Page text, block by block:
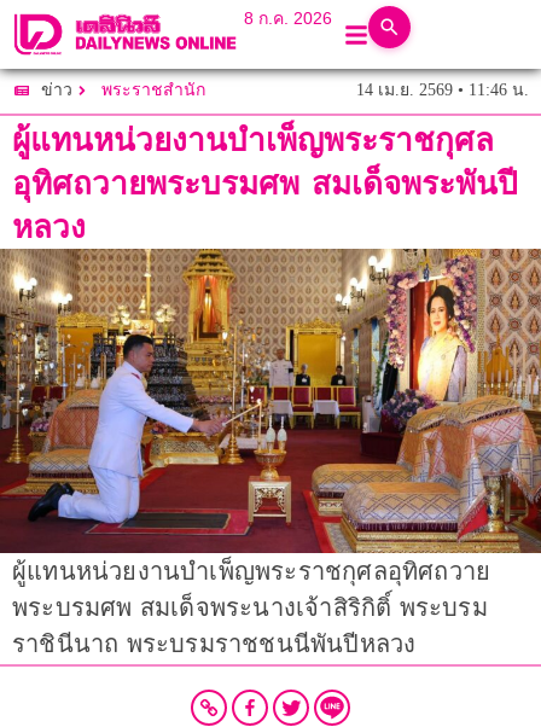
8 ก.ค. 2026
ข่าว พระราชสำนัก 14 เม.ย. 2569 • 11:46 น.
ผู้แทนหน่วยงานบำเพ็ญพระราชกุศล
อุทิศถวายพระบรมศพ สมเด็จพระพันปี
หลวง
ผู้แทนหน่วยงานบำเพ็ญพระราชกุศลอุทิศถวาย
พระบรมศพ สมเด็จพระนางเจ้าสิริกิติ์ พระบรม
ราชินีนาถ พระบรมราชชนนีพันปีหลวง